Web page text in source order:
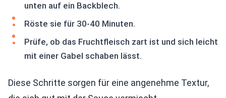
unten auf ein Backblech.
Röste sie für 30-40 Minuten.
Prüfe, ob das Fruchtfleisch zart ist und sich leicht
mit einer Gabel schaben lässt.
Diese Schritte sorgen für eine angenehme Textur,